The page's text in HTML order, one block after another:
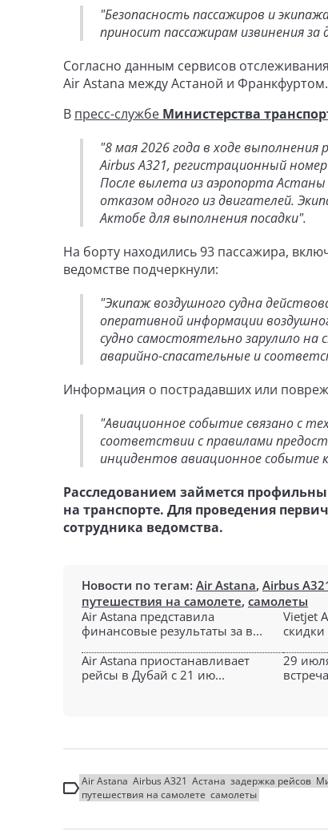
"Безопасность пассажиров и
приносит пассажирам извинения
Согласно данным сервисов
Air Astana между Астаной и
В пресс-службе Министерства
"8 мая 2026 года в ходе
Airbus A321, регистрационный
После вылета из аэропорта Астаны
отказом одного из двигателей.
Актобе для выполнения посадки".
На борту находились 93 пассажира,
ведомстве подчеркнули:
"Экипаж воздушного судна
оперативной информации
судно самостоятельно зарулило на
аварийно-спасательные и
Информация о пострадавших или
"Авиационное событие связано с
соответствии с правилами
инцидентов авиационное событие
Расследованием займется
на транспорте. Для проведения
сотрудника ведомства.
Новости по тегам: Air Astana, Airbus
путешествия на самолете, самолеты
Air Astana представила
финансовые результаты за в...
Vietjet
скидки
Air Astana приостанавливает
рейсы в Дубай с 21 ию...
29
Air Astana Airbus A321 Астана задержка рейсов
путешествия на самолете самолеты